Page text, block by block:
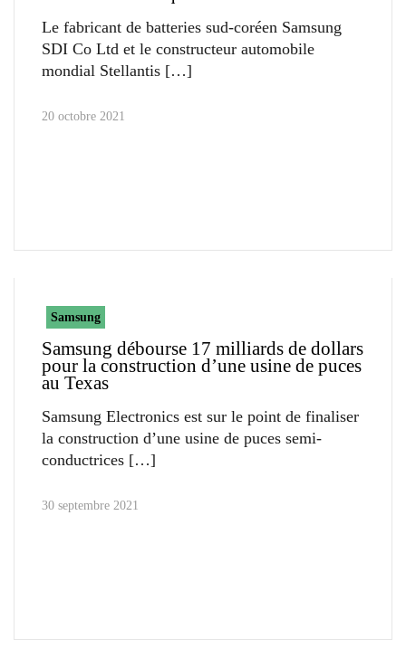
Le fabricant de batteries sud-coréen Samsung
SDI Co Ltd et le constructeur automobile
mondial Stellantis
20 octobre 2021
Samsung
Samsung débourse 17 milliards de dollars
pour la construction d’une usine de puces
au Texas
Samsung Electronics est sur le point de finaliser
la construction d’une usine de puces semi-
conductrices
30 septembre 2021